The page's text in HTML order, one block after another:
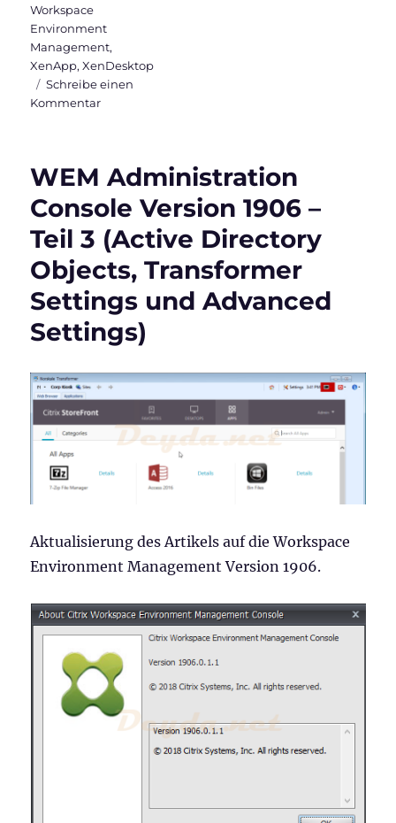
Workspace
Environment
Management,
XenApp,XenDesktop
Schreibe einen
Kommentarzu
Version
ist
veröffentlicht
WEM Administration
Console Version 1906 –
Teil 3 (Active Directory
Objects, Transformer
Settings und Advanced
Settings)
Aktualisierung des Artikels auf die Workspace
Environment Management Version 1906.